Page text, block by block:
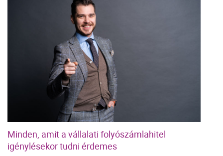
Minden, amit a vállalati folyószámlahitel
igénylésekor tudni érdemes